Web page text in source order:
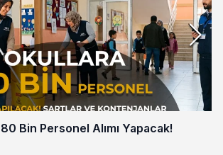
Bin Personel Alımı Yapacak!